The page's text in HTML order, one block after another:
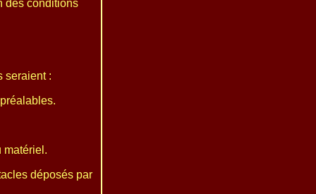
des conditions
seraient :
matériel.
déposés par